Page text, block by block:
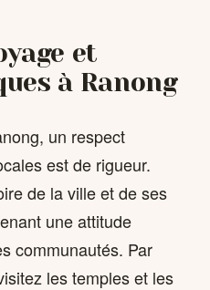
et
à Ranong
un respect
est de rigueur.
de la ville et de ses
une attitude
communautés. Par
les temples et les